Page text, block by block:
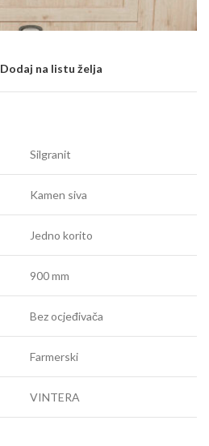
Dodaj na listu želja
Silgranit
Kamen siva
Jedno korito
900 mm
Bez ocjeđivača
Farmerski
VINTERA